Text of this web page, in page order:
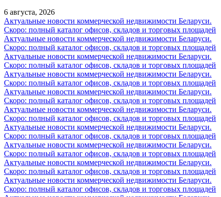
6 августа, 2026
Актуальные новости коммерческой недвижимости Беларуси.
Скоро: полный каталог офисов, складов и торговых площадей
Актуальные новости коммерческой недвижимости Беларуси.
Скоро: полный каталог офисов, складов и торговых площадей
Актуальные новости коммерческой недвижимости Беларуси.
Скоро: полный каталог офисов, складов и торговых площадей
Актуальные новости коммерческой недвижимости Беларуси.
Скоро: полный каталог офисов, складов и торговых площадей
Актуальные новости коммерческой недвижимости Беларуси.
Скоро: полный каталог офисов, складов и торговых площадей
Актуальные новости коммерческой недвижимости Беларуси.
Скоро: полный каталог офисов, складов и торговых площадей
Актуальные новости коммерческой недвижимости Беларуси.
Скоро: полный каталог офисов, складов и торговых площадей
Актуальные новости коммерческой недвижимости Беларуси.
Скоро: полный каталог офисов, складов и торговых площадей
Актуальные новости коммерческой недвижимости Беларуси.
Скоро: полный каталог офисов, складов и торговых площадей
Актуальные новости коммерческой недвижимости Беларуси.
Скоро: полный каталог офисов, складов и торговых площадей